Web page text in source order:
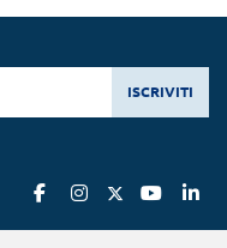
ISCRIVITI